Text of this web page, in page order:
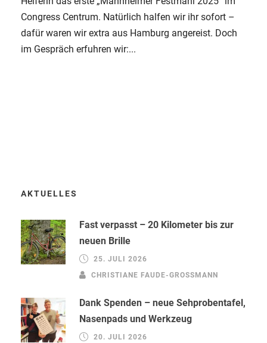
Congress Centrum. Natürlich halfen wir ihr sofort –
dafür waren wir extra aus Hamburg angereist. Doch
im Gespräch erfuhren wir:...
AKTUELLES
Fast verpasst – 20 Kilometer bis zur
neuen Brille
25. JULI 2026
CHRISTIANE FAUDE-GROSSMANN
Dank Spenden – neue Sehprobentafel,
Nasenpads und Werkzeug
20. JULI 2026